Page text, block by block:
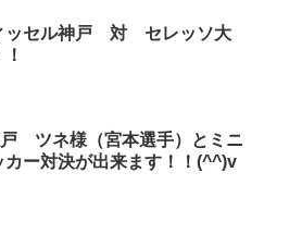
ッセル神戸 対 セレッソ大
ツネ様（宮本選手）とミニ
カー対決が出来ます！！(^^)v